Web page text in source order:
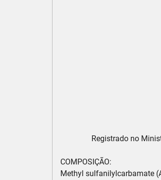
Registrado no
COMPOSIÇÃO:
Methyl sulfanilylcarbamate